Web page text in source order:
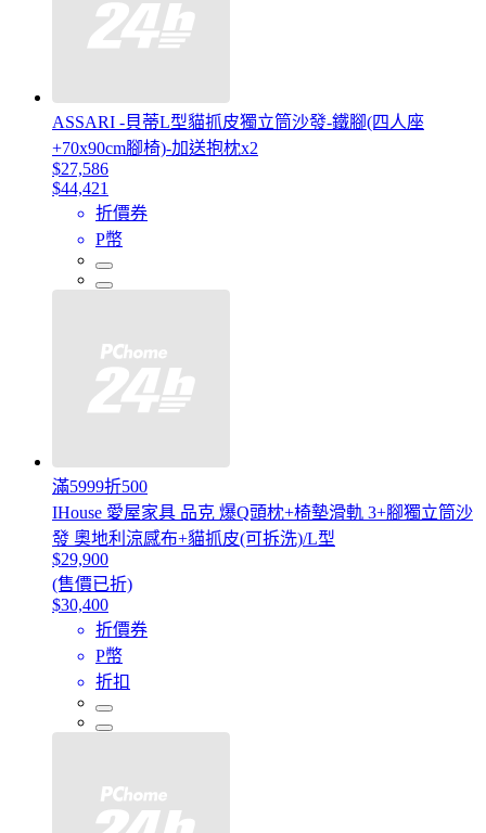
ASSARI -貝蒂L型貓抓皮獨立筒沙發-鐵腳(四人座
+70x90cm腳椅)-加送抱枕x2
$27,586
$44,421
折價券
P幣
滿5999折500
IHouse 愛屋家具 品克 爆Q頭枕+椅墊滑軌 3+腳獨立筒沙
發 奧地利涼感布+貓抓皮(可拆洗)/L型
$29,900
(售價已折)
$30,400
折價券
P幣
折扣